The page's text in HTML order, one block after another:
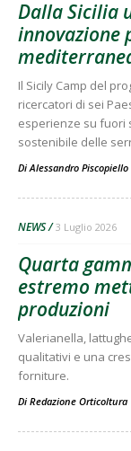
Dalla Sicilia
innovazione
Il Sicily Camp del
ricercatori di sei
esperienze su fuori
sostenibile delle
Di Alessandro Piscopiello
NEWS 3 Luglio 2026
Quarta
estremo
produzioni
Valerianella,
qualitativi e una
forniture.
Di Redazione Orticoltura